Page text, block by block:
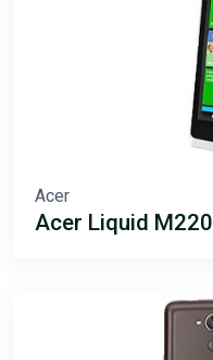
Acer
Acer Liquid M220